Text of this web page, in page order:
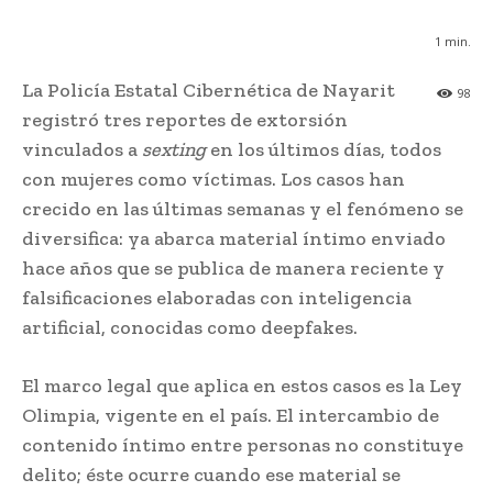
1 min.
98
La Policía Estatal Cibernética de Nayarit
registró tres reportes de extorsión
vinculados a sextingen los últimos días, todos
con mujeres como víctimas. Los casos han
crecido en las últimas semanas y el fenómeno se
diversifica: ya abarca material íntimo enviado
hace años que se publica de manera reciente y
falsificaciones elaboradas con inteligencia
artificial, conocidas como deepfakes.
El marco legal que aplica en estos casos es la Ley
Olimpia, vigente en el país. El intercambio de
contenido íntimo entre personas no constituye
delito; éste ocurre cuando ese material se